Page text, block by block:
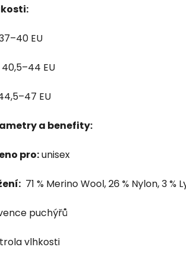
EU
EU
EU
a benefity:
pro:unisex
71 % Merino Wool, 26 % Nylon, 3 %
puchýřů
vlhkosti